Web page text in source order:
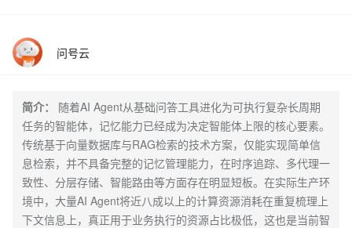
问号云
简介：
随着AI Agent从基础问答工具进化为可执行复杂长周期
任务的智能体，记忆能力已经成为决定智能体上限的核心要素。
传统基于向量数据库与RAG检索的技术方案，仅能实现简单信
息检索，并不具备完整的记忆管理能力，在时序追踪、多代理一
致性、分层存储、智能路由等方面存在明显短板。在实际生产环
境中，大量AI Agent将近八成以上的计算资源消耗在重复梳理上
下文信息上，真正用于业务执行的资源占比极低，这也是当前智